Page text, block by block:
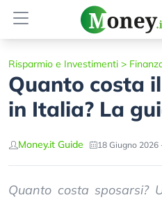
Risparmio e Investimenti >
Quanto costa
in Italia? La
Money.it Guide 18 Giugno 2026
Quanto costa sposarsi?